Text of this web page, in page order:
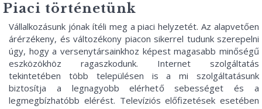
Piaci történetünk
Vállalkozásunk jónak ítéli meg a piaci helyzetét. Az alapvetően
árérzékeny, és változékony piacon sikerrel tudunk szerepelni
úgy, hogy a versenytársainkhoz képest magasabb minőségű
eszközökhöz ragaszkodunk. Internet szolgáltatás
tekintetében több településen is a mi szolgáltatásunk
biztosítja a legnagyobb elérhető sebességet és a
legmegbízhatóbb elérést. Televíziós előfizetések esetében